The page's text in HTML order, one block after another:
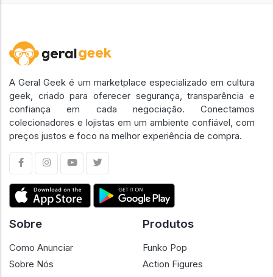
A Geral Geek é um marketplace especializado em cultura
geek, criado para oferecer segurança, transparência e
confiança em cada negociação. Conectamos
colecionadores e lojistas em um ambiente confiável, com
preços justos e foco na melhor experiência de compra.
Sobre
Como Anunciar
Sobre Nós
Produtos
Funko Pop
Action Figures